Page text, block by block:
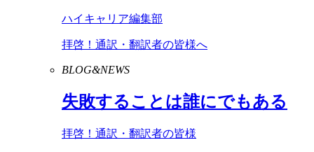
ハイキャリア編集部
拝啓！通訳・翻訳者の皆様へ
BLOG&NEWS
失敗することは誰にでもある
拝啓！通訳・翻訳者の皆様